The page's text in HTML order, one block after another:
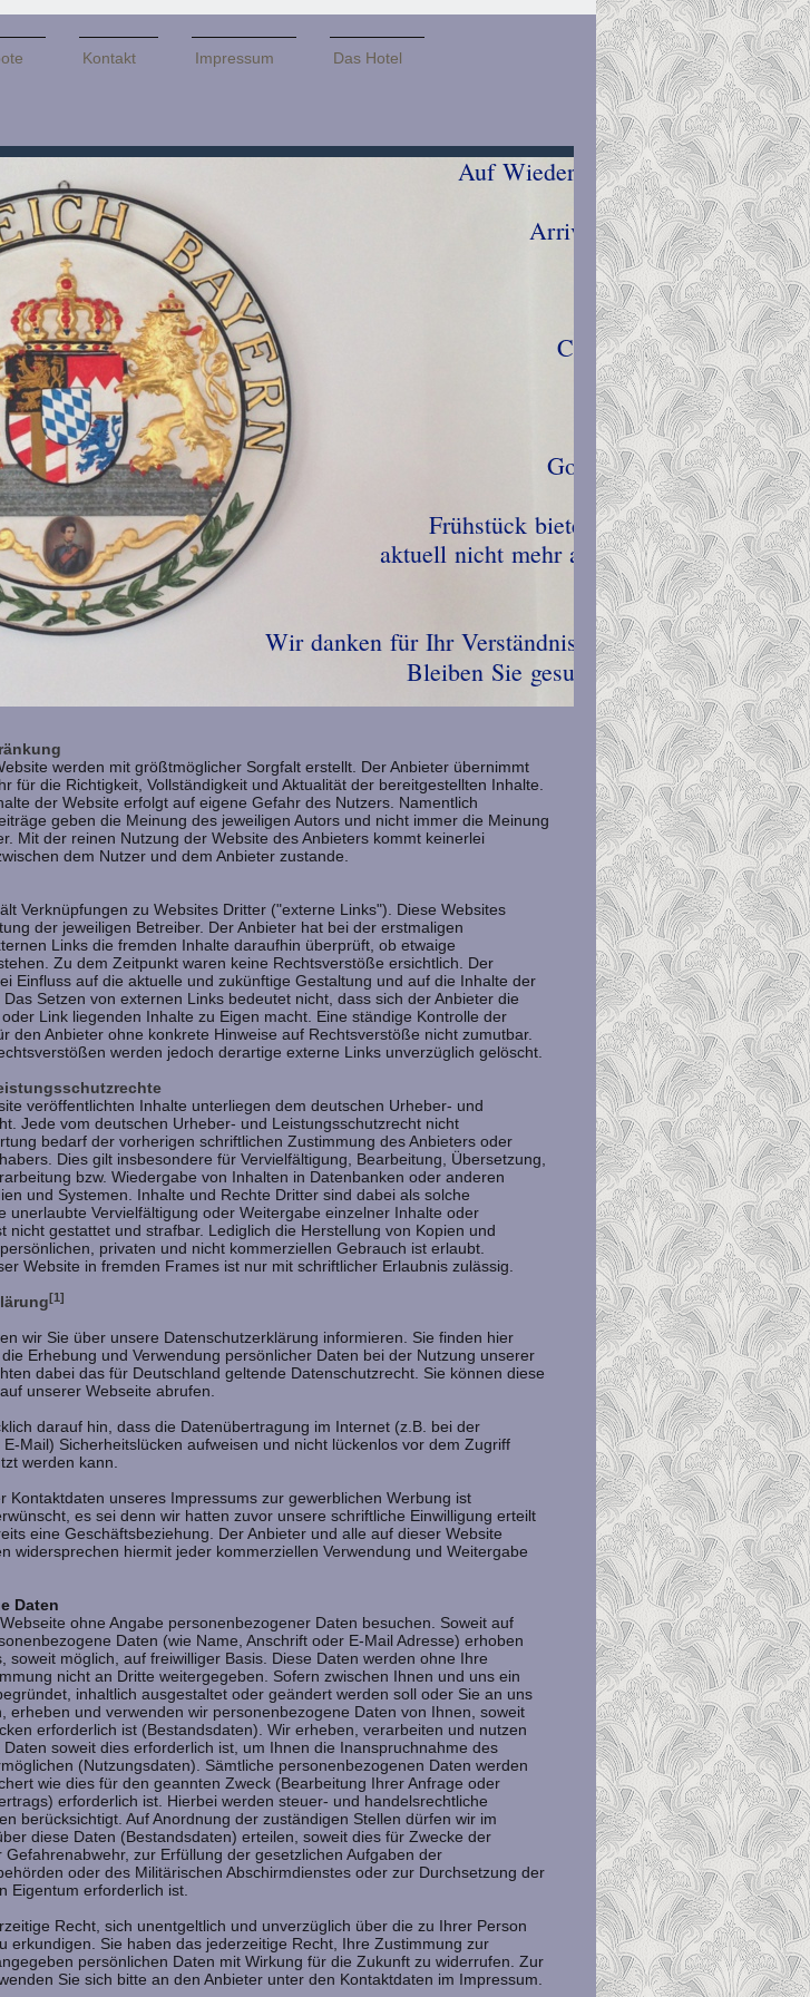
Kontakt Impressum Das Hotel
Auf Wiedersehen
Au
Ciao
Pfia
geöffnet!
uns
für
zwischen 14-18 Uhr Wir
12165
werden mit größtmöglicher Sorgfalt erstellt. Der Anbieter übernimmt
für die Richtigkeit, Vollständigkeit und Aktualität der bereitgestellten Inhalte.
der Website erfolgt auf eigene Gefahr des Nutzers. Namentlich
geben die Meinung des jeweiligen Autors und nicht immer die Meinung
Mit der reinen Nutzung der Website des Anbieters kommt keinerlei
dem Nutzer und dem Anbieter zustande.
Verknüpfungen zu Websites Dritter ("externe Links"). Diese Websites
der jeweiligen Betreiber. Der Anbieter hat bei der erstmaligen
Links die fremden Inhalte daraufhin überprüft, ob etwaige
Zu dem Zeitpunkt waren keine Rechtsverstöße ersichtlich. Der
Einfluss auf die aktuelle und zukünftige Gestaltung und auf die Inhalte der
Setzen von externen Links bedeutet nicht, dass sich der Anbieter die
Link liegenden Inhalte zu Eigen macht. Eine ständige Kontrolle der
den Anbieter ohne konkrete Hinweise auf Rechtsverstöße nicht zumutbar.
werden jedoch derartige externe Links unverzüglich gelöscht.
veröffentlichten Inhalte unterliegen dem deutschen Urheber- und
Jede vom deutschen Urheber- und Leistungsschutzrecht nicht
bedarf der vorherigen schriftlichen Zustimmung des Anbieters oder
Dies gilt insbesondere für Vervielfältigung, Bearbeitung, Übersetzung,
bzw. Wiedergabe von Inhalten in Datenbanken oder anderen
und Systemen. Inhalte und Rechte Dritter sind dabei als solche
unerlaubte Vervielfältigung oder Weitergabe einzelner Inhalte oder
nicht gestattet und strafbar. Lediglich die Herstellung von Kopien und
privaten und nicht kommerziellen Gebrauch ist erlaubt.
Website in fremden Frames ist nur mit schriftlicher Erlaubnis zulässig.
[1]
wir Sie über unsere Datenschutzerklärung informieren. Sie finden hier
Erhebung und Verwendung persönlicher Daten bei der Nutzung unserer
dabei das für Deutschland geltende Datenschutzrecht. Sie können diese
unserer Webseite abrufen.
darauf hin, dass die Datenübertragung im Internet (z.B. bei der
Mail) Sicherheitslücken aufweisen und nicht lückenlos vor dem Zugriff
werden kann.
Kontaktdaten unseres Impressums zur gewerblichen Werbung ist
es sei denn wir hatten zuvor unsere schriftliche Einwilligung erteilt
eine Geschäftsbeziehung. Der Anbieter und alle auf dieser Website
widersprechen hiermit jeder kommerziellen Verwendung und Weitergabe
Daten
ohne Angabe personenbezogener Daten besuchen. Soweit auf
Daten (wie Name, Anschrift oder E-Mail Adresse) erhoben
soweit möglich, auf freiwilliger Basis. Diese Daten werden ohne Ihre
nicht an Dritte weitergegeben. Sofern zwischen Ihnen und uns ein
inhaltlich ausgestaltet oder geändert werden soll oder Sie an uns
erheben und verwenden wir personenbezogene Daten von Ihnen, soweit
erforderlich ist (Bestandsdaten). Wir erheben, verarbeiten und nutzen
soweit dies erforderlich ist, um Ihnen die Inanspruchnahme des
(Nutzungsdaten). Sämtliche personenbezogenen Daten werden
wie dies für den geannten Zweck (Bearbeitung Ihrer Anfrage oder
erforderlich ist. Hierbei werden steuer- und handelsrechtliche
berücksichtigt. Auf Anordnung der zuständigen Stellen dürfen wir im
diese Daten (Bestandsdaten) erteilen, soweit dies für Zwecke der
Gefahrenabwehr, zur Erfüllung der gesetzlichen Aufgaben der
oder des Militärischen Abschirmdienstes oder zur Durchsetzung der
Eigentum erforderlich ist.
Recht, sich unentgeltlich und unverzüglich über die zu Ihrer Person
erkundigen. Sie haben das jederzeitige Recht, Ihre Zustimmung zur
persönlichen Daten mit Wirkung für die Zukunft zu widerrufen. Zur
Sie sich bitte an den Anbieter unter den Kontaktdaten im Impressum.